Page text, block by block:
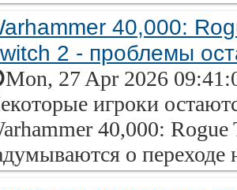
40,000:
2 - проблемы
Mon, 27 Apr 2026
игроки
40,000:
о